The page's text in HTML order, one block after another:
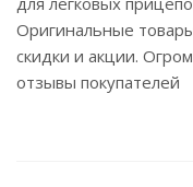
Оригинальные
скидки и акции.
отзывы покупателей